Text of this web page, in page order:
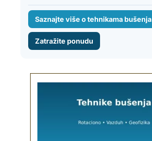
Saznajte više o tehnikama bušenja
Zatražite ponudu